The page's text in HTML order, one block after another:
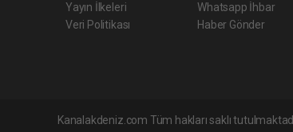
Yayın İlkeleri
Veri Politikası
Whatsapp İhbar
Haber Gönder
Kanalakdeniz.com Tüm hakları saklı